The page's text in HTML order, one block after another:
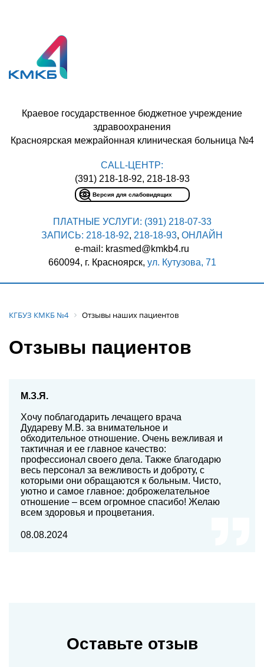
CALL-ЦЕНТР:
(391) 218-18-92, 218-18-93
Версия для слабовидящих
Краевое государственное бюджетное учреждение
здравоохранения
Красноярская межрайонная клиническая больница №4
ПЛАТНЫЕ УСЛУГИ: (391) 218-07-33
ЗАПИСЬ: 218-18-92, 218-18-93, ОНЛАЙН
e-mail: krasmed@kmkb4.ru
660094, г. Красноярск, ул. Кутузова, 71
КГБУЗ КМКБ №4 Отзывы наших пациентов
Отзывы пациентов
М.З.Я.
Хочу поблагодарить лечащего врача
Дудареву М.В. за внимательное и
обходительное отношение. Очень вежливая и
тактичная и ее главное качество:
профессионал своего дела. Также благодарю
весь персонал за вежливость и доброту, с
которыми они обращаются к больным. Чисто,
уютно и самое главное: доброжелательное
отношение – всем огромное спасибо! Желаю
всем здоровья и процветания.
08.08.2024
Оставьте отзыв